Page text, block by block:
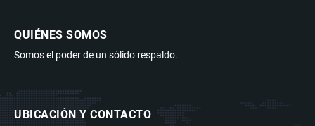
QUIÉNES SOMOS
Somos el poder de un sólido respaldo.
UBICACIÓN Y CONTACTO